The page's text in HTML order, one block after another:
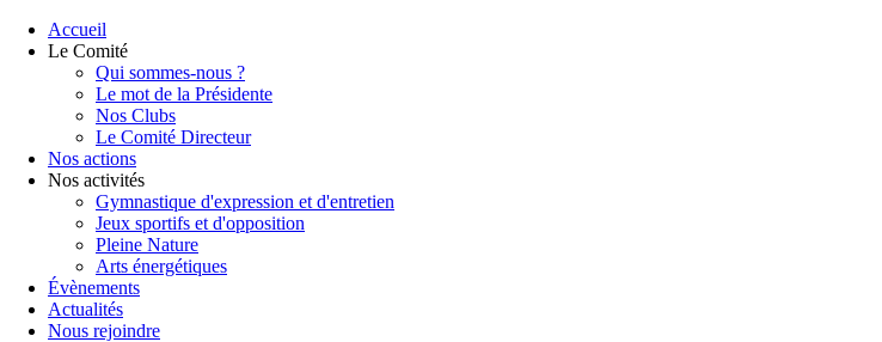
Accueil
Le Comité
Qui sommes-nous ?
Le mot de la Présidente
Nos Clubs
Le Comité Directeur
Nos actions
Nos activités
Gymnastique d'expression et d'entretien
Jeux sportifs et d'opposition
Pleine Nature
Arts énergétiques
Évènements
Actualités
Nous rejoindre